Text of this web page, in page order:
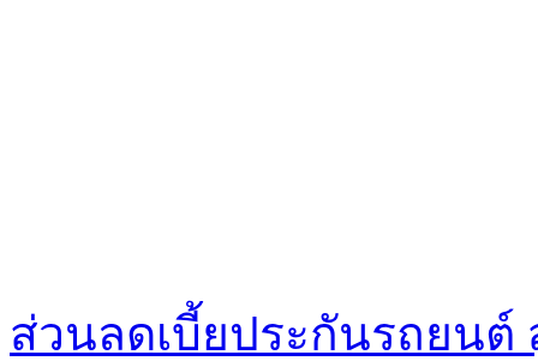
ส่วนลดเบี้ยประกันรถยนต์